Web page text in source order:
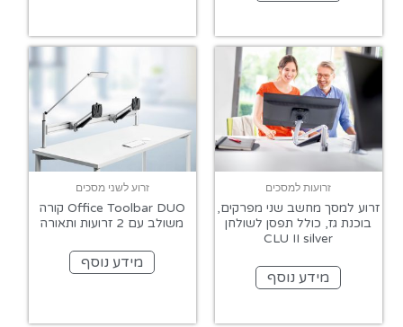
זרועות למסכים
זרוע למסך מחשב שני מפרקים,
בוכנת גז, כולל תפסן לשולחן
CLU II silver
מידע נוסף
זרוע לשני מסכים
Office Toolbar DUO קורה
משולב עם 2 זרועות ותאורה
מידע נוסף